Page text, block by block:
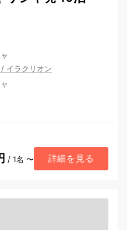
/ イラクリオン
/ 1名 〜 詳細を見る